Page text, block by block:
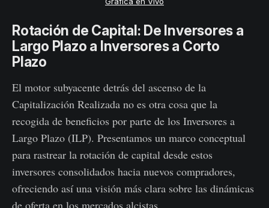
Rotación de Capital: De Inversores a
Largo Plazo a Inversores a Corto
Plazo
El motor subyacente detrás del ascenso de la
Capitalización Realizada no es otra cosa que la
recogida de beneficios por parte de los Inversores a
Largo Plazo (ILP). Presentamos un marco conceptual
para rastrear la rotación de capital desde estos
inversores consolidados hacia nuevos compradores,
ofreciendo así una visión más clara sobre las dinámicas